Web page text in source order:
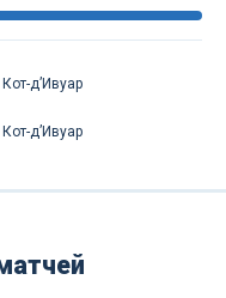
Кот-д’Ивуар
Кот-д’Ивуар